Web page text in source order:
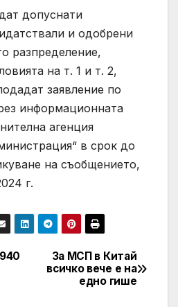
допуснати
и одобрени
разпределение,
на т. 1 и т. 2,
заявление по
информационната
агенция
в срок до
на съобщението,
г.
За МСП в Китай
всичко вече е на
едно гише